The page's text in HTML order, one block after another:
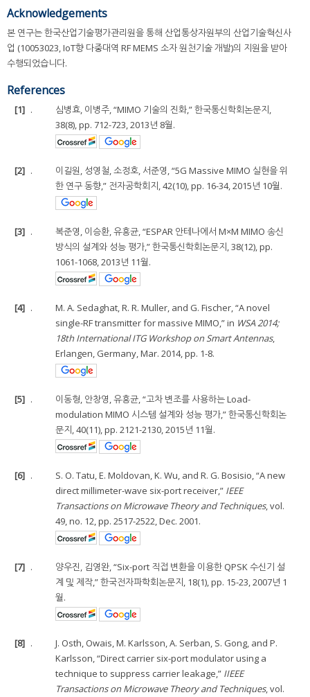
Acknowledgements
본 연구는 한국산업기술평가관리원을 통해 산업통상자원부의 산업기술혁신사
업 (10053023, IoT향 다중대역 RF MEMS 소자 원천기술 개발)의 지원을 받아
수행되었습니다.
References
[1] .
심병효, 이병주, “MIMO 기술의 진화,” 한국통신학회논문지,
38(8), pp. 712-723, 2013년 8월.
[2] .
이길원, 성영철, 소정호, 서준영, “5G Massive MIMO 실현을 위
한 연구 동향,” 전자공학회지, 42(10), pp. 16-34, 2015년 10월.
[3] .
복준영, 이승환, 유흥균, “ESPAR 안테나에서 M×M MIMO 송신
방식의 설계와 성능 평가,” 한국통신학회논문지, 38(12), pp.
1061-1068, 2013년 11월.
[4] .
M. A. Sedaghat, R. R. Muller, and G. Fischer, “A novel
single-RF transmitter for massive MIMO,” in WSA 2014;
18th International ITG Workshop on Smart Antennas,
Erlangen, Germany, Mar. 2014, pp. 1-8.
[5] .
이동형, 안창영, 유흥균, “고차 변조를 사용하는 Load-
modulation MIMO 시스템 설계와 성능 평가,” 한국통신학회논
문지, 40(11), pp. 2121-2130, 2015년 11월.
[6] .
S. O. Tatu, E. Moldovan, K. Wu, and R. G. Bosisio, “A new
direct millimeter-wave six-port receiver,” IEEE
Transactions on Microwave Theory and Techniques, vol.
49, no. 12, pp. 2517-2522, Dec. 2001.
[7] .
양우진, 김영완, “Six-port 직접 변환을 이용한 QPSK 수신기 설
계 및 제작,” 한국전자파학회논문지, 18(1), pp. 15-23, 2007년 1
월.
[8] .
J. Osth, Owais, M. Karlsson, A. Serban, S. Gong, and P.
Karlsson, “Direct carrier six-port modulator using a
technique to suppress carrier leakage,” IIEEE
Transactions on Microwave Theory and Techniques, vol.